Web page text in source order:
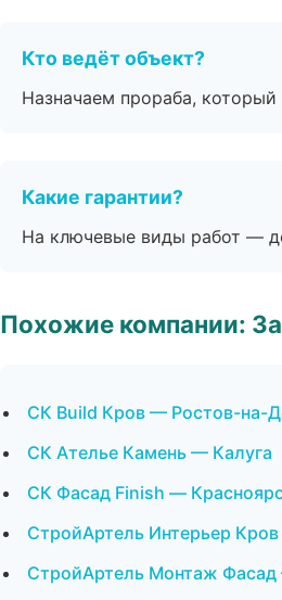
Кто ведёт объект?
Назначаем прораба,
Какие гарантии?
На ключевые виды работ —
Похожие компании:
СК Build Кров — Ростов-на-
СК Ателье Камень — Калуга
СК Фасад Finish —
СтройАртель Интерьер
СтройАртель Монтаж